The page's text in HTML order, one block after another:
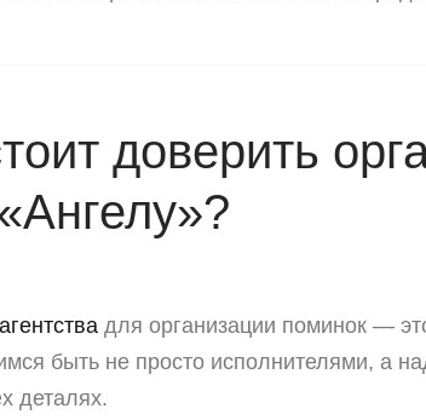
доверить
для организации поминок —
быть не просто исполнителями, а
деталях.